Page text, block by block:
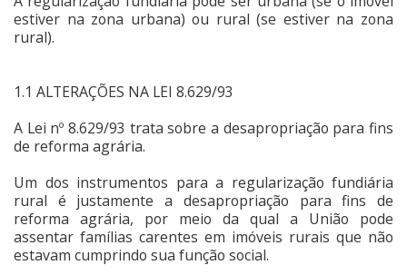
estiver na zona urbana) ou rural (se estiver na zona
rural).
1.1 ALTERAÇÕES NA LEI 8.629/93
A Lei nº 8.629/93 trata sobre a desapropriação para fins
de reforma agrária.
Um dos instrumentos para a regularização fundiária
rural é justamente a desapropriação para fins de
reforma agrária, por meio da qual a União pode
assentar famílias carentes em imóveis rurais que não
estavam cumprindo sua função social.